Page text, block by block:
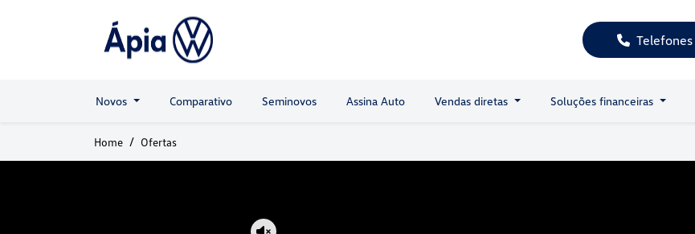
Telefones
Novos Comparativo Seminovos Assina Auto Vendas diretas Soluções financeiras
Home Ofertas